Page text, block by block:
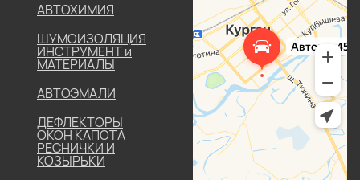
АВТОХИМИЯ
ШУМОИЗОЛЯЦИЯ
ИНСТРУМЕНТ и
МАТЕРИАЛЫ
АВТОЭМАЛИ
ДЕФЛЕКТОРЫ
ОКОН КАПОТА
РЕСНИЧКИ И
КОЗЫРЬКИ